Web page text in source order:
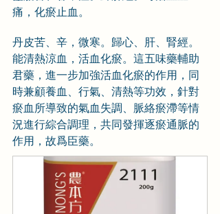
痛，化瘀止血。
丹皮苦、辛，微寒。歸心、肝、腎經。
能清熱涼血，活血化瘀。這五味藥輔助
君藥，進一步加強活血化瘀的作用，同
時兼顧養血、行氣、清熱等功效，針對
瘀血所導致的氣血失調、脈絡瘀滯等情
況進行綜合調理，共同發揮逐瘀通脈的
作用，故爲臣藥。